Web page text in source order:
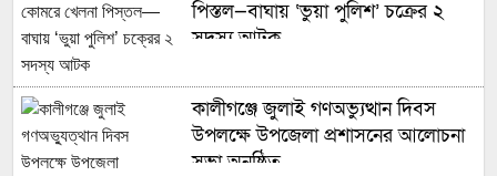
পিস্তল—বাঘায় ‘ভুয়া পুলিশ’ চক্রের ২
সদস্য আটক
কালীগঞ্জে জুলাই গণঅভ্যুত্থান দিবস
উপলক্ষে উপজেলা প্রশাসনের আলোচনা
সভা অনুষ্ঠিত